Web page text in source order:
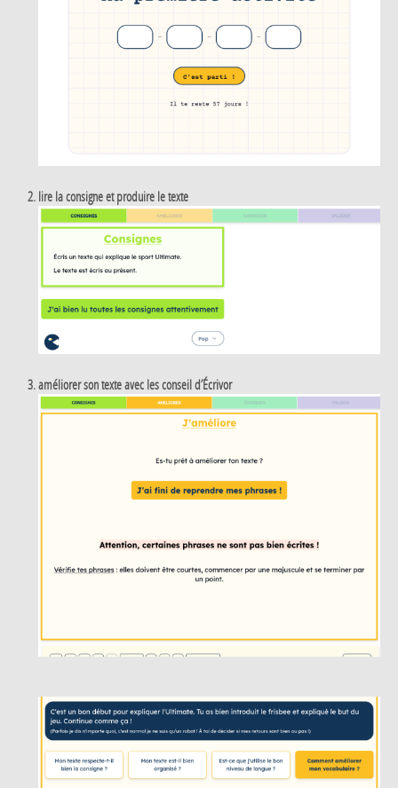
lire la consigne et produire le texte
améliorer son texte avec les conseil d’Écrivor